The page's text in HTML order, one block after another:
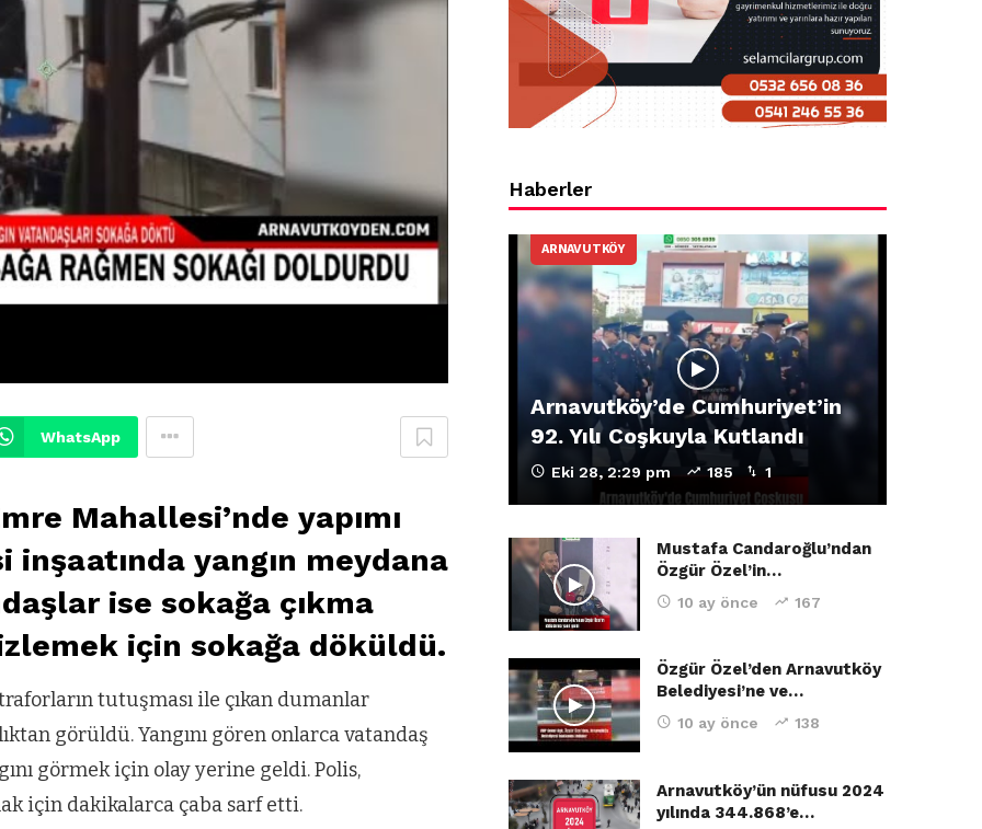
WhatsApp
Mahallesi’nde yapımı
yangın meydana
ise sokağa çıkma
izlemek için sokağa döküldü.
tutuşması ile çıkan dumanlar
görüldü. Yangını gören onlarca vatandaş
görmek için olay yerine geldi. Polis,
için dakikalarca çaba sarf etti.
Haberler
ARNAVUTKÖY
Arnavutköy’de Cumhuriyet’in
92. Yılı Coşkuyla Kutlandı
Eki 28, 2:29 pm 185 1
Mustafa Candaroğlu’ndan
Özgür Özel’in…
10 ay önce 167
Özgür Özel’den Arnavutköy
Belediyesi’ne ve…
10 ay önce 138
Arnavutköy’ün nüfusu 2024
yılında 344.868’e…